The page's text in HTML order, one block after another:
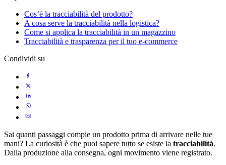
Cos’è la tracciabilità del prodotto?
A cosa serve la tracciabilità nella logistica?
Come si applica la tracciabilità in un magazzino
Tracciabilità e trasparenza per il tuo e-commerce
Condividi su
Sai quanti passaggi compie un prodotto prima di arrivare nelle tue
mani? La curiosità è che puoi sapere tutto se esiste la tracciabilità.
Dalla produzione alla consegna, ogni movimento viene registrato.